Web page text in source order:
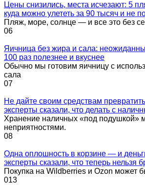
Цены снизились, места исчезают: 5
куда можно улететь за 90 тысяч и не
Пляж, море, солнце — и все это без
06
Яичница без жира и сала:
100 раз полезнее и вкуснее
Обычно мы готовим яичницу с
сала
07
Не дайте своим средствам
эксперты сказали, что делать с
Хранение наличных «под подушкой»
неприятностями.
08
Одна оплошность в корзине — и
эксперты сказали, что теперь нельзя
Покупка на Wildberries и Ozon может
013